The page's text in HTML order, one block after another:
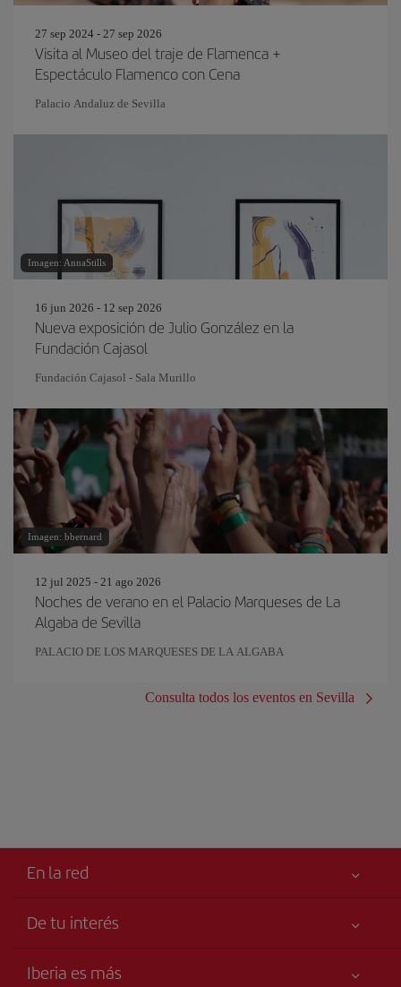
27 sep 2024 - 27 sep 2026
Visita al Museo del traje de Flamenca +
Espectáculo Flamenco con Cena
Palacio Andaluz de Sevilla
Imagen: AnnaStills
16 jun 2026 - 12 sep 2026
Nueva exposición de Julio González en la
Fundación Cajasol
Fundación Cajasol - Sala Murillo
Imagen: bbernard
12 jul 2025 - 21 ago 2026
Noches de verano en el Palacio Marqueses de La
Algaba de Sevilla
PALACIO DE LOS MARQUESES DE LA ALGABA
Consulta todos los eventos en Sevilla
En la red
De tu interés
Accesibilidad
Iberia es más